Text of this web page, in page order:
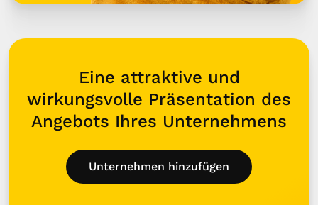
Eine attraktive und
wirkungsvolle Präsentation des
Angebots Ihres Unternehmens
Unternehmen hinzufügen